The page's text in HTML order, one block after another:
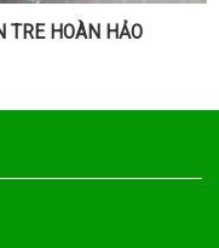
TRE HOÀN HẢO